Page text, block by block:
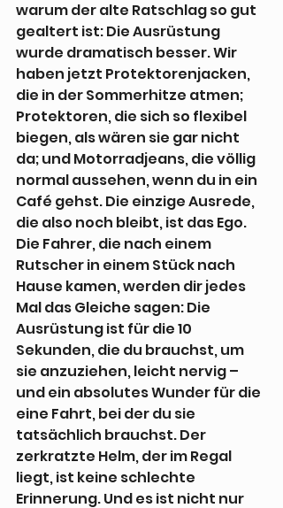
warum der alte Ratschlag so gut
gealtert ist: Die Ausrüstung
wurde dramatisch besser. Wir
haben jetzt Protektorenjacken,
die in der Sommerhitze atmen;
Protektoren, die sich so flexibel
biegen, als wären sie gar nicht
da; und Motorradjeans, die völlig
normal aussehen, wenn du in ein
Café gehst. Die einzige Ausrede,
die also noch bleibt, ist das Ego.
Die Fahrer, die nach einem
Rutscher in einem Stück nach
Hause kamen, werden dir jedes
Mal das Gleiche sagen: Die
Ausrüstung ist für die 10
Sekunden, die du brauchst, um
sie anzuziehen, leicht nervig –
und ein absolutes Wunder für die
eine Fahrt, bei der du sie
tatsächlich brauchst. Der
zerkratzte Helm, der im Regal
liegt, ist keine schlechte
Erinnerung. Und es ist nicht nur